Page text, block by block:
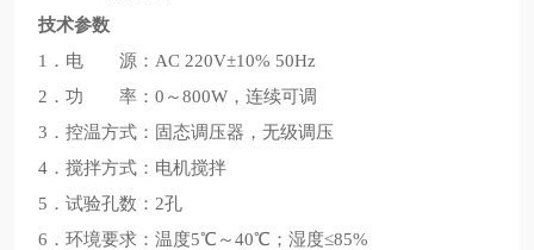
技术参数
1．电 源：AC 220V±10% 50Hz
2．功 率：0～800W，连续可调
3．控温方式：固态调压器，无级调压
4．搅拌方式：电机搅拌
5．试验孔数：2孔
6．环境要求：温度5℃～40℃；湿度≤85%